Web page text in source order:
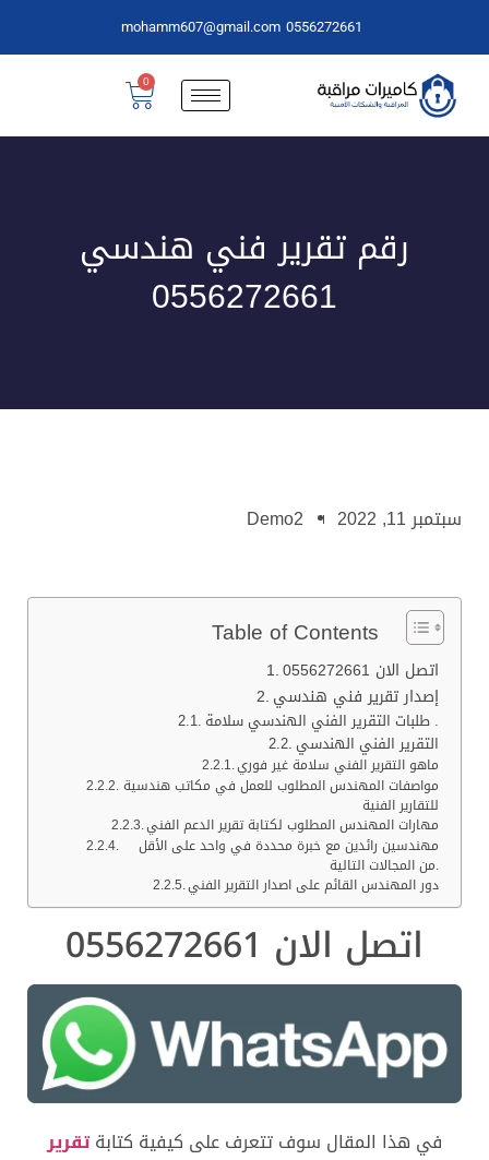
0556272661
mohamm607@gmail.com
رقم تقرير فني هندسي
0556272661
سبتمبر 11, 2022 Demo2
Table of Contents
اتصل الان 0556272661
إصدار تقرير فني هندسي
التقرير الفني الهندسي
ماهو التقرير الفني سلامة غير فوري
مواصفات المهندس المطلوب للعمل في مكاتب هندسية
للتقارير الفنية
مهارات المهندس المطلوب لكتابة تقرير الدعم الفني
مهندسين رائدين مع خبرة محددة في واحد على الأقل
دور المهندس القائم على اصدار التقرير الفني
اتصل الان 0556272661
في هذا المقال سوف تتعرف على كيفية كتابةتقرير